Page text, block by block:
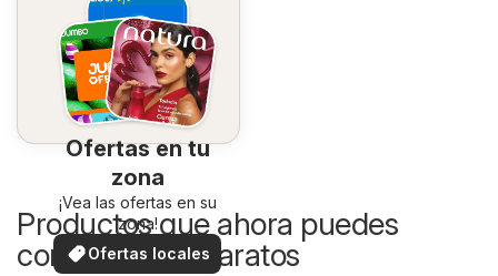
Ofertas en tu
zona
¡Vea las ofertas en su
zona!
Ofertas locales
Productos que ahora puedes
comprar más baratos